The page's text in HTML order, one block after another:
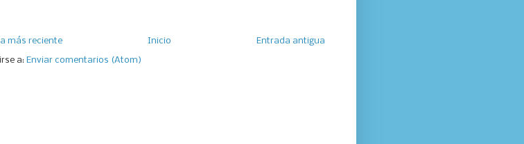
más reciente Entrada antigua
Inicio
a: Enviar comentarios (Atom)